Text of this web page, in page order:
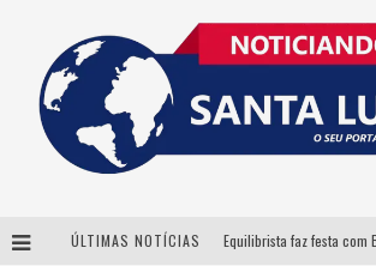
ÚLTIMAS NOTÍCIAS